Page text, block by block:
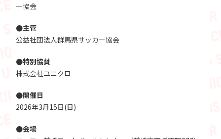
ー協会
●主管
公益社団法人群馬県サッカー協会
●特別協賛
株式会社ユニクロ
●開催日
2026年3月15日(日)
●会場